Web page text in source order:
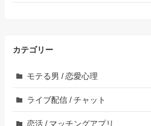
カテゴリー
モテる男 / 恋愛心理
ライブ配信 / チャット
恋活 / マッチングアプリ